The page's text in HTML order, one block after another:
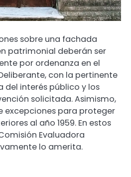
sobre una fachada
patrimonial deberán ser
por ordenanza en el
con la pertinente
del interés público y los
solicitada. Asimismo,
excepciones para proteger
al año 1959. En estos
Evaluadora
lo amerita.